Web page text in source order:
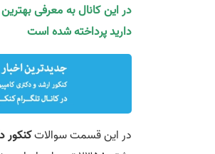
در این کانال به معرفی
دارید پرداخته شده است
در اين قسمت سوالاتکنکور دکتری